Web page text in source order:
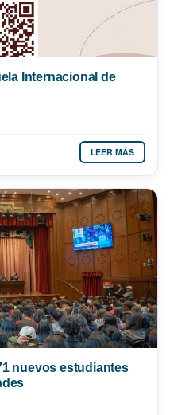
Internacional de
LEER MÁS
nuevos estudiantes